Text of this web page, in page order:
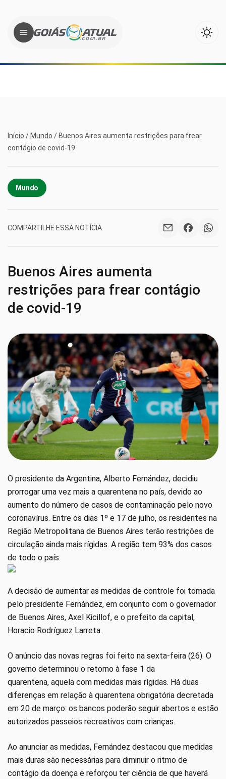
Início / Mundo / Buenos Aires aumenta restrições para frear
contágio de covid-19
Mundo
COMPARTILHE ESSA NOTÍCIA
Buenos Aires aumenta
restrições para frear contágio
de covid-19
O presidente da Argentina, Alberto Fernández, decidiu
prorrogar uma vez mais a quarentena no país, devido ao
aumento do número de casos de contaminação pelo novo
coronavírus. Entre os dias 1º e 17 de julho, os residentes na
Região Metropolitana de Buenos Aires terão restrições de
circulação ainda mais rígidas. A região tem 93% dos casos
de todo o país.
A decisão de aumentar as medidas de controle foi tomada
pelo presidente Fernández, em conjunto com o governador
de Buenos Aires, Axel Kicillof, e o prefeito da capital,
Horacio Rodríguez Larreta.
O anúncio das novas regras foi feito na sexta-feira (26). O
governo determinou o retorno à fase 1 da
quarentena, aquela com medidas mais rígidas. Há duas
diferenças em relação à quarentena obrigatória decretada
em 20 de março: os bancos poderão seguir abertos e estão
autorizados passeios recreativos com crianças.
Ao anunciar as medidas, Fernández destacou que medidas
mais duras são necessárias para diminuir o ritmo de
contágio da doença e reforçou ter ciência de que haverá